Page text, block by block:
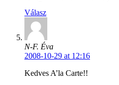
Válasz
N-F. Éva
2008-10-29 at 12:16
Kedves A’la Carte!!